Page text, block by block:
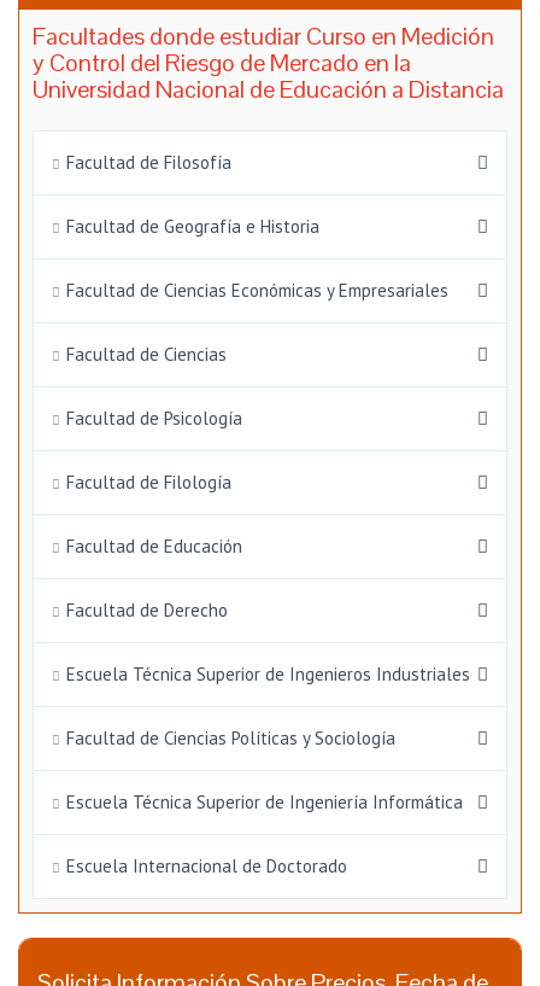
Facultades donde estudiar Curso en Medición
y Control del Riesgo de Mercado en la
Universidad Nacional de Educación a Distancia
Facultad de Filosofía
Facultad de Geografía e Historia
Facultad de Ciencias Económicas y Empresariales
Facultad de Ciencias
Facultad de Psicología
Facultad de Filología
Facultad de Educación
Facultad de Derecho
Escuela Técnica Superior de Ingenieros Industriales
Facultad de Ciencias Políticas y Sociología
Escuela Técnica Superior de Ingeniería Informática
Escuela Internacional de Doctorado